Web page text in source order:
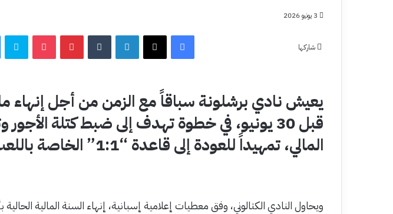
3 يونيو 2026
شاركها
فيسبوك‫X لينكدإن ‏Tumblr بينتيريست‫Pocket
يعيش نادي برشلونة سباقاً مع الزمن من أجل
قبل 30 يونيو، في خطوة تهدف إلى ضبط كتلة
المالي، تمهيداً للعودة إلى قاعدة “1:1” الخاصة باللعب المالي النظيف.
ويحاول النادي الكتالوني، وفق معطيات إعلامية إسبانية، إنهاء السنة المالية الحالية